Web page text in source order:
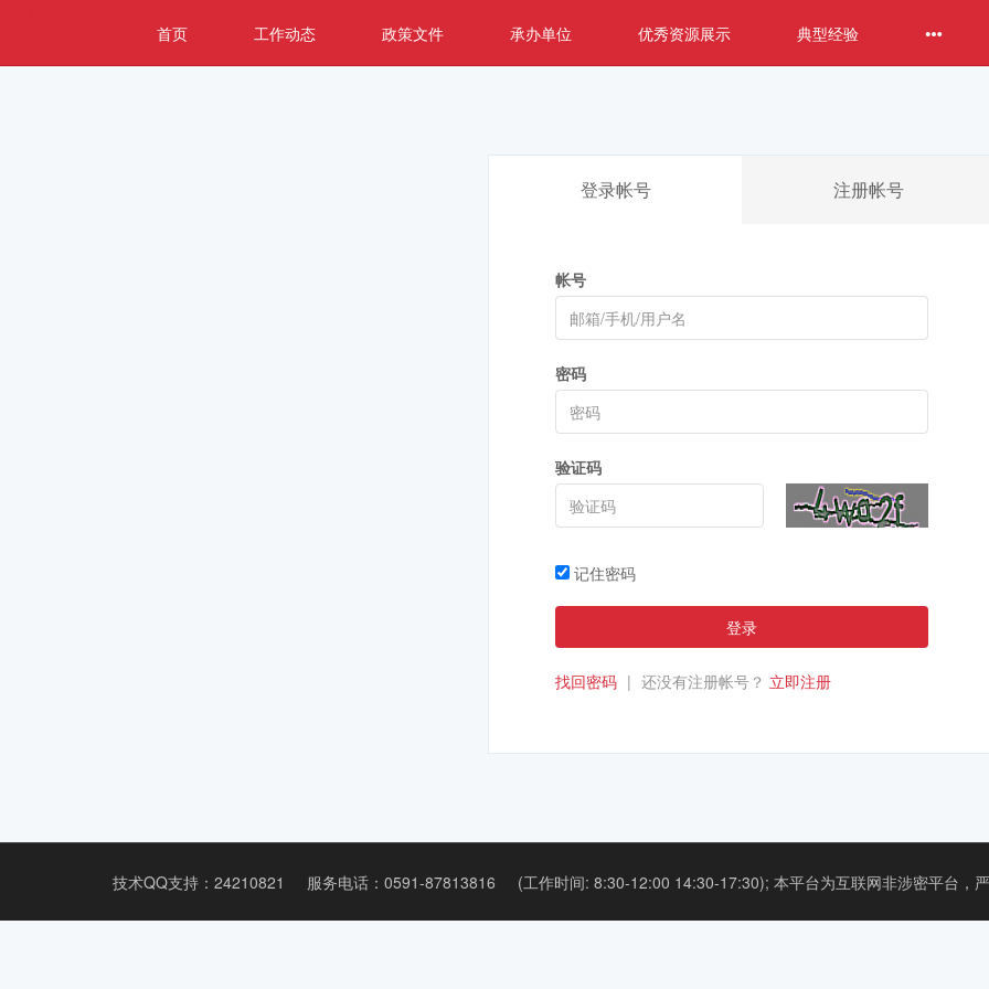
首页 工作动态 政策文件 承办单位 优秀资源展示 典型经验
登录帐号 注册帐号
帐号
密码
验证码
记住密码
登录
找回密码 | 还没有注册帐号？ 立即注册
技术QQ支持：24210821 服务电话：0591-87813816 (工作时间: 8:30-12:00 14:30-17:30); 本平台为互联网非涉密平台，